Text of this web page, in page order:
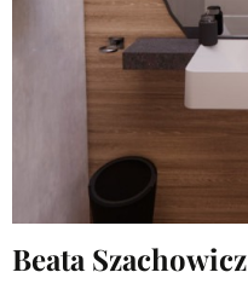
Beata Szachowicz